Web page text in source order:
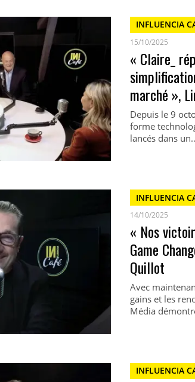
INFLUENCIA
15/10/2025
« Claire_
marché »,
Depuis le 9
forme
lancés dans
INFLUENCIA
14/10/2025
« Nos
Game
Quillot
Avec
gains et les
Média
INFLUENCIA